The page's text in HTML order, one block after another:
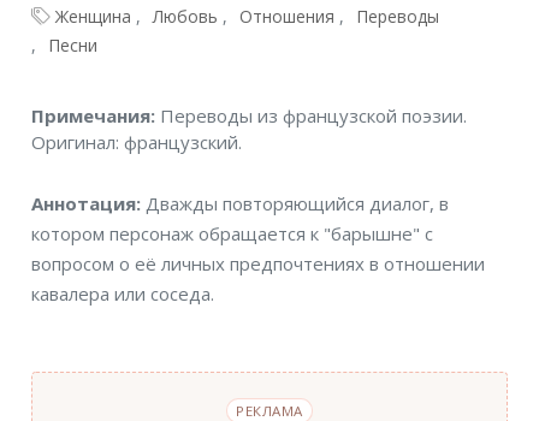
Женщина Любовь Отношения
Переводы
Песни
Примечания
Примечания: Переводы из французской поэзии.
Оригинал: французский.
Аннотация
Аннотация:Дважды повторяющийся диалог, в
котором персонаж обращается к "барышне" с
вопросом о её личных предпочтениях в отношении
кавалера или соседа.
РЕКЛАМА